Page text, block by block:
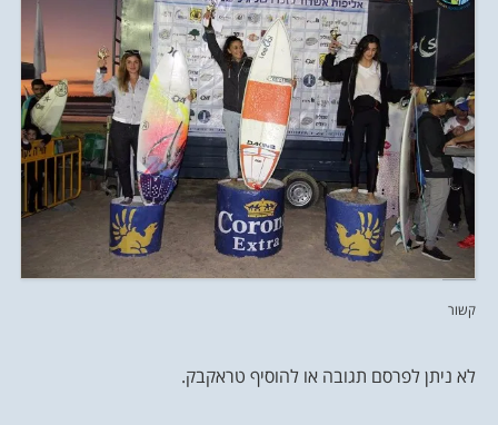
קשור
לא ניתן לפרסם תגובה או להוסיף טראקבק.